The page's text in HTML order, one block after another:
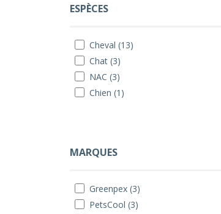
ESPÈCES
Cheval (13)
Chat (3)
NAC (3)
Chien (1)
MARQUES
Greenpex (3)
PetsCool (3)